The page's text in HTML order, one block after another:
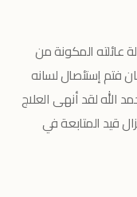
عائلته المكونة من
فتم إستئصال لسانه
الله لقد أنهى العلاج
قيد المتابعة في